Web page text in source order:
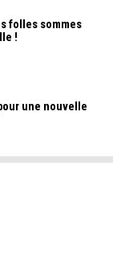
folles sommes
!
une nouvelle